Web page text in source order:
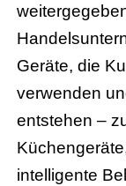
Geräte, die
verwenden
entstehen –
intelligente